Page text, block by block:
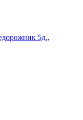
5д.,